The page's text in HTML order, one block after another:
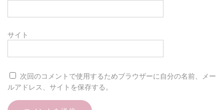
サイト
次回のコメントで使用するためブラウザーに自分の名前、メー
ルアドレス、サイトを保存する。